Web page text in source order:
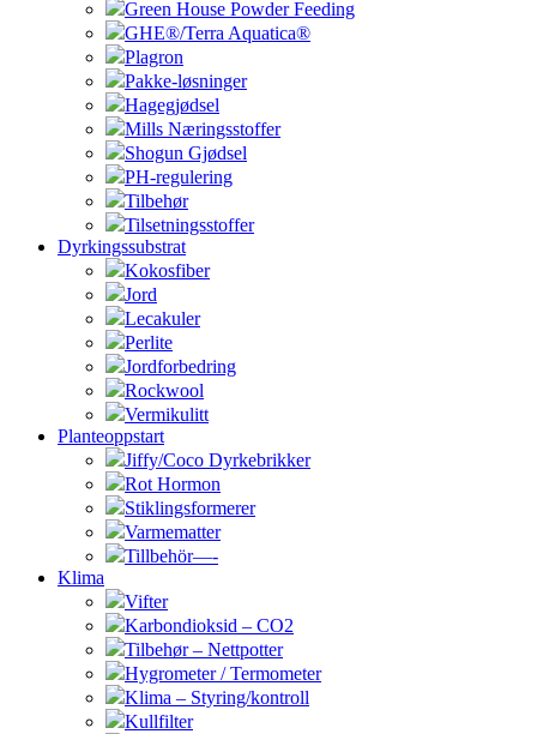
Green House Powder Feeding
GHE®/Terra Aquatica®
Plagron
Pakke-løsninger
Hagegjødsel
Mills Næringsstoffer
Shogun Gjødsel
PH-regulering
Tilbehør
Tilsetningsstoffer
Dyrkingssubstrat
Kokosfiber
Jord
Lecakuler
Perlite
Jordforbedring
Rockwool
Vermikulitt
Planteoppstart
Jiffy/Coco Dyrkebrikker
Rot Hormon
Stiklingsformerer
Varmematter
Tillbehör—-
Klima
Vifter
Karbondioksid – CO2
Tilbehør – Nettpotter
Hygrometer / Termometer
Klima – Styring/kontroll
Kullfilter